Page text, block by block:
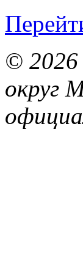
© 2026
округ